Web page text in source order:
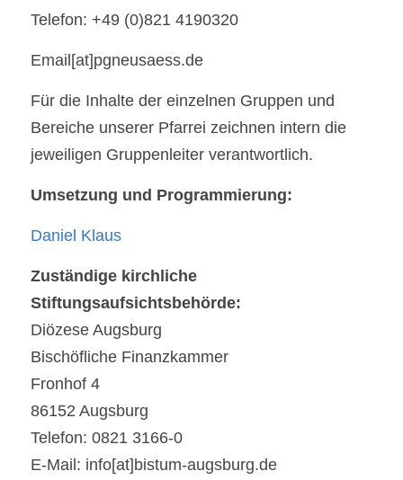
Telefon: +49 (0)821 4190320
Email[at]pgneusaess.de
Für die Inhalte der einzelnen Gruppen und
Bereiche unserer Pfarrei zeichnen intern die
jeweiligen Gruppenleiter verantwortlich.
Umsetzung und Programmierung:
Daniel Klaus
Zuständige kirchliche
Stiftungsaufsichtsbehörde:
Diözese Augsburg
Bischöfliche Finanzkammer
Fronhof 4
86152 Augsburg
Telefon: 0821 3166-0
E-Mail: info[at]bistum-augsburg.de